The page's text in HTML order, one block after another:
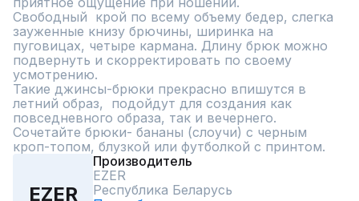
Свободный  крой по всему объему бедер, слегка
зауженные книзу брючины, ширинка на
пуговицах, четыре кармана. Длину брюк можно
подвернуть и скорректировать по своему
усмотрению.
Такие джинсы-брюки прекрасно впишутся в
летний образ,  подойдут для создания как
повседневного образа, так и вечернего.
Сочетайте брюки- бананы (слоучи) с черным
кроп-топом, блузкой или футболкой с принтом.
EZER
Производитель
EZER
Республика Беларусь